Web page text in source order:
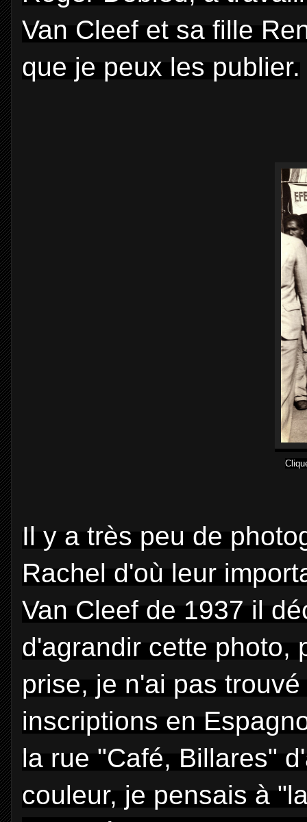
Van Cleef et sa fille
que je peux les publier.
Il y a très peu de
Rachel d'où leur
Van Cleef de 1937 il
d'agrandir cette photo,
prise, je n'ai pas
inscriptions en
la rue "Café, Billares"
couleur, je pensais à